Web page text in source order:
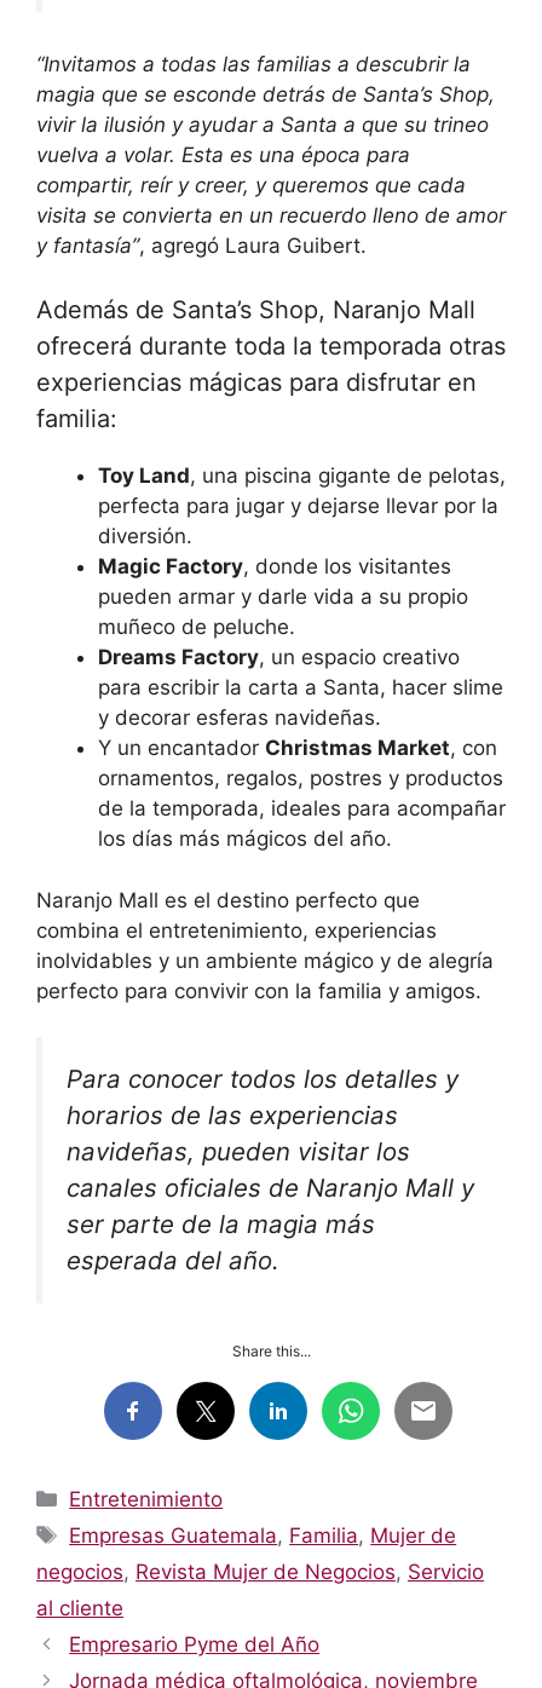
“Invitamos a todas las familias a descubrir la
magia que se esconde detrás de Santa’s Shop,
vivir la ilusión y ayudar a Santa a que su trineo
vuelva a volar. Esta es una época para
compartir, reír y creer, y queremos que cada
visita se convierta en un recuerdo lleno de amor
y fantasía”, agregó Laura Guibert.
Además de Santa’s Shop, Naranjo Mall
ofrecerá durante toda la temporada otras
experiencias mágicas para disfrutar en
familia:
Toy Land, una piscina gigante de pelotas,
perfecta para jugar y dejarse llevar por la
diversión.
Magic Factory, donde los visitantes
pueden armar y darle vida a su propio
muñeco de peluche.
Dreams Factory, un espacio creativo
para escribir la carta a Santa, hacer slime
y decorar esferas navideñas.
Y un encantador Christmas Market, con
ornamentos, regalos, postres y productos
de la temporada, ideales para acompañar
los días más mágicos del año.
Naranjo Mall es el destino perfecto que
combina el entretenimiento, experiencias
inolvidables y un ambiente mágico y de alegría
perfecto para convivir con la familia y amigos.
Para conocer todos los detalles y
horarios de las experiencias
navideñas, pueden visitar los
canales oficiales de Naranjo Mall y
ser parte de la magia más
esperada del año.
Share this...
Categorías
Entretenimiento
Etiquetas
Empresas Guatemala, Familia, Mujer de
negocios, Revista Mujer de Negocios, Servicio
al cliente
Empresario Pyme del Año
Jornada médica oftalmológica, noviembre